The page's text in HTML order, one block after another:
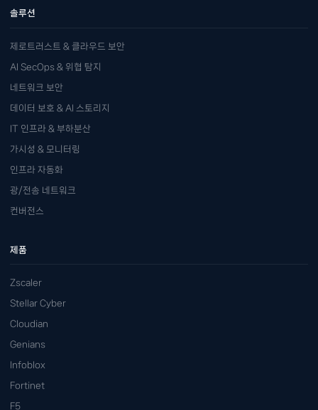
솔루션
제로트러스트 & 클라우드 보안
AI SecOps & 위협 탐지
네트워크 보안
데이터 보호 & AI 스토리지
IT 인프라 & 부하분산
가시성 & 모니터링
인프라 자동화
광/전송 네트워크
컨버전스
제품
Zscaler
Stellar Cyber
Cloudian
Genians
Infoblox
Fortinet
F5